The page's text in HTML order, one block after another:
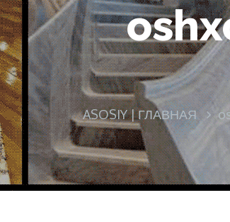
ASOSIY | ГЛАВНАЯ